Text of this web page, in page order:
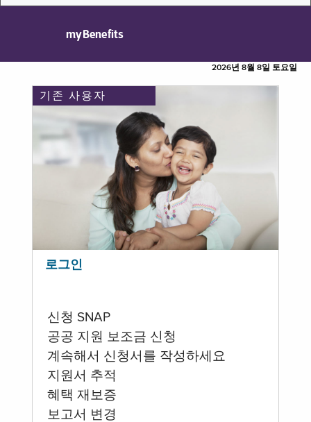
myBenefits
2026년 8월 8일 토요일
기존 사용자
로그인
신청 SNAP
공공 지원 보조금 신청
계속해서 신청서를 작성하세요
지원서 추적
혜택 재보증
보고서 변경